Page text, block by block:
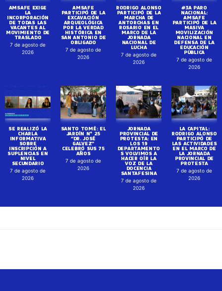
AMSAFE EXIGE
LA
INCORPORACIÓN
DE TODAS LAS
VACANTES AL
MOVIMIENTO DE
TRASLADO
7 de agosto de
2026
AMSAFE
PARTICIPÓ DE LA
EXCAVACIÓN
ARQUEOLÓGICA
POR LA VERDAD
HISTÓRICA EN
SAN ANTONIO DE
OBLIGADO
7 de agosto de
2026
RODRIGO ALONSO
PARTICIPÓ DE LA
MARCHA DE
ANTORCHAS EN
ROSARIO EN EL
MARCO DE LA
JORNADA
NACIONAL DE
LUCHA
7 de agosto de
2026
#3A PARO
NACIONAL:
AMSAFE
PARTICIPÓ DE LA
MASIVA
MOVILIZACIÓN
NACIONAL EN
DEFENSA DE LA
EDUCACIÓN
PÚBLICA
7 de agosto de
2026
SE REALIZÓ LA
CHARLA
INFORMATIVA
SOBRE
INSCRIPCIÓN A
SUPLENCIAS EN
NIVEL
SECUNDARIO
7 de agosto de
2026
SANTO TOMÉ: EL
JARDÍN N° 25
“DR. JOSÉ
GALVEZ”
CELEBRÓ SUS 75
AÑOS
7 de agosto de
2026
JORNADA
PROVINCIAL DE
PROTESTA: EN
LOS 19
DEPARTAMENTO
S VOLVIMOS A
HACER OÍR LA
VOZ DE LA
DOCENCIA
SANTAFESINA
7 de agosto de
2026
LA CAPITAL:
RODRIGO ALONSO
PARTICIPÓ DE
LAS ACTIVIDADES
EN EL MARCO DE
LA JORNADA
PROVINCIAL DE
PROTESTA
7 de agosto de
2026